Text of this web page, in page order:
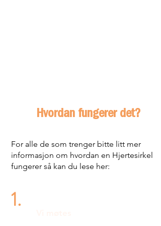
Hvordan fungerer det?
For alle de som trenger bitte litt mer
informasjon om hvordan en Hjertesirkel
fungerer så kan du lese her:
1.